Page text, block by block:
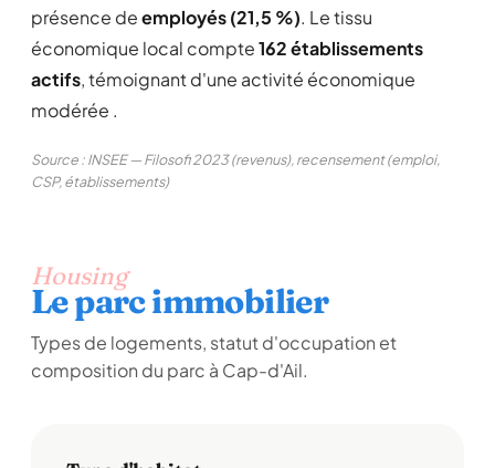
présence deemployés (21,5 %). Le tissu
économique local compte162 établissements
actifs, témoignant d'une activité économique
modérée .
Source : INSEE — Filosofi 2023 (revenus), recensement (emploi,
CSP, établissements)
Housing
Le parc immobilier
Types de logements, statut d'occupation et
composition du parc à Cap-d'Ail.